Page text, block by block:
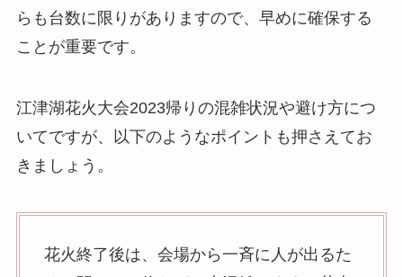
らも台数に限りがありますので、早めに確保する
ことが重要です。
江津湖花火大会2023帰りの混雑状況や避け方につ
いてですが、以下のようなポイントも押さえてお
きましょう。
花火終了後は、会場から一斉に人が出るた